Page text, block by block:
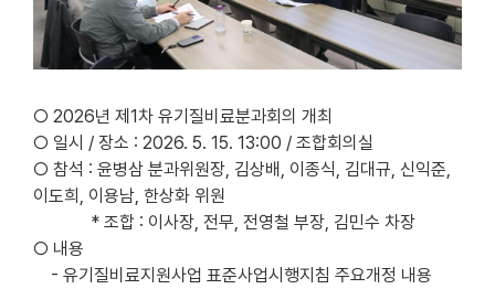
○ 2026년 제1차 유기질비료분과회의 개최
○ 일시 / 장소 : 2026. 5. 15. 13:00 / 조합회의실
○ 참석 : 윤병삼 분과위원장, 김상배, 이종식, 김대규, 신익준,
이도희, 이용남, 한상화 위원
* 조합 : 이사장, 전무, 전영철 부장, 김민수 차장
○ 내용
- 유기질비료지원사업 표준사업시행지침 주요개정 내용